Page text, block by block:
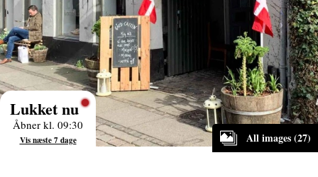
All images (27)
Lukket nu
Åbner kl. 09:30
Vis næste 7 dage